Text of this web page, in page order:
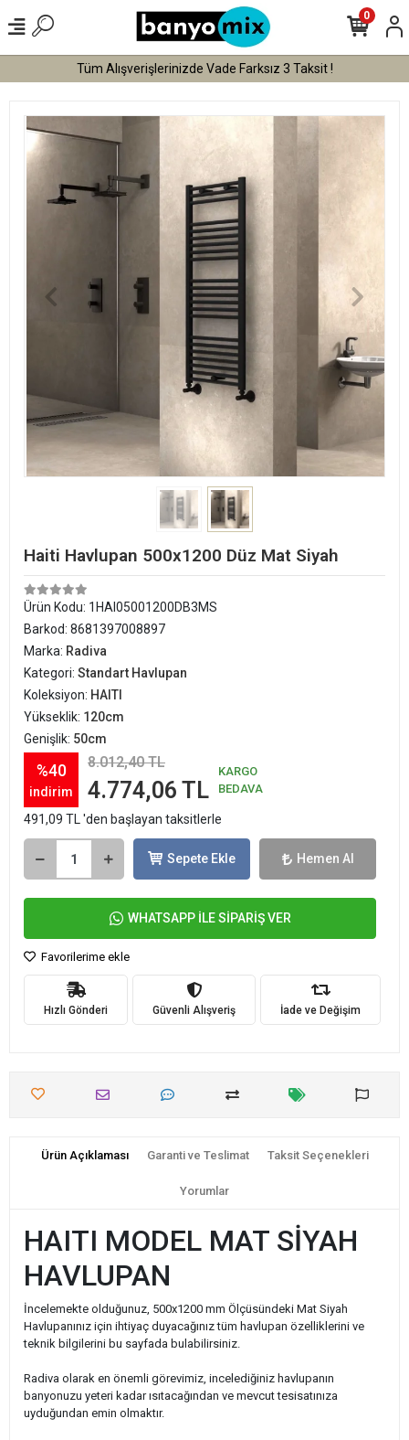
Tüm Alışverişlerinizde Vade Farksız 3 Taksit !
0
Haiti Havlupan 500x1200 Düz Mat Siyah
Ürün Kodu: 1HAI05001200DB3MS
Barkod: 8681397008897
Marka: Radiva
Kategori: Standart Havlupan
Koleksiyon: HAITI
Yükseklik: 120cm
Genişlik: 50cm
%40
indirim
8.012,40 TL
4.774,06 TL
KARGO
BEDAVA
491,09 TL 'den başlayan taksitlerle
Sepete Ekle Hemen Al
WHATSAPP İLE SİPARİŞ VER
Favorilerime ekle
Hızlı Gönderi Güvenli Alışveriş İade ve Değişim
Ürün Açıklaması Garanti ve Teslimat Taksit Seçenekleri
Yorumlar
HAITI MODEL MAT SİYAH
HAVLUPAN
İncelemekte olduğunuz, 500x1200 mm Ölçüsündeki Mat Siyah
Havlupanınız için ihtiyaç duyacağınız tüm havlupan özelliklerini ve
teknik bilgilerini bu sayfada bulabilirsiniz.
Radiva olarak en önemli görevimiz, incelediğiniz havlupanın
banyonuzu yeteri kadar ısıtacağından ve mevcut tesisatınıza
uyduğundan emin olmaktır.